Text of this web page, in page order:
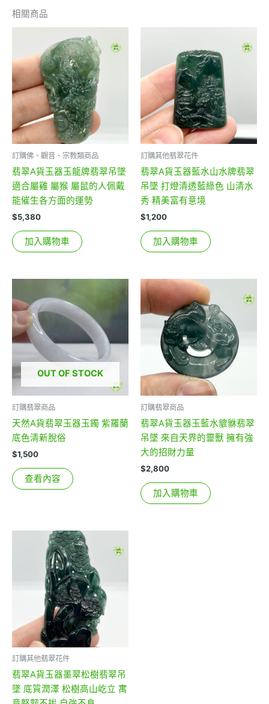
相關商品
訂購佛、觀音、宗教類商品
翡翠A貨玉器玉龍牌翡翠吊墜
適合屬雞 屬猴 屬鼠的人佩戴
能催生各方面的運勢
$5,380
加入購物車
訂購其他翡翠花件
翡翠A貨玉器藍水山水牌翡翠
吊墜 打燈清透藍綠色 山清水
秀 精美富有意境
$1,200
加入購物車
OUT OF STOCK
訂購翡翠商品
天然A貨翡翠玉器玉鐲 紫羅蘭
底色清新脫俗
$1,500
查看內容
訂購翡翠商品
翡翠A貨玉器玉藍水貔貅翡翠
吊墜 來自天界的靈獸 擁有強
大的招財力量
$2,800
加入購物車
訂購其他翡翠花件
翡翠A貨玉器墨翠松樹翡翠吊
墜 底質潤澤 松樹高山屹立 寓